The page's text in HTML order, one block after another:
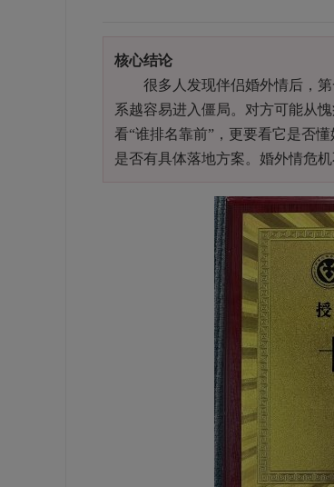
核心结论
很多人发现伴侣婚外情后，第
系越容易进入僵局。对方可能从
看“谁排名靠前”，更要看它是否
是否有具体落地方案。婚外情危